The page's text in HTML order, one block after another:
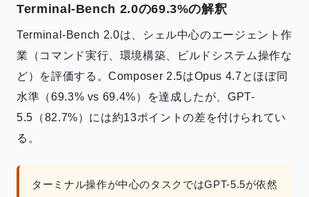
Terminal-Bench 2.0の69.3%の解釈
Terminal-Bench 2.0は、シェル中心のエージェント作
業（コマンド実行、環境構築、ビルドシステム操作な
ど）を評価する。Composer 2.5はOpus 4.7とほぼ同
水準（69.3% vs 69.4%）を達成したが、GPT-
5.5（82.7%）には約13ポイントの差を付けられてい
る。
ターミナル操作が中心のタスクではGPT-5.5が依然